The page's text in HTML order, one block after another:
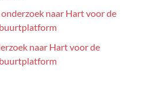
naar Hart voor de
naar Hart voor de